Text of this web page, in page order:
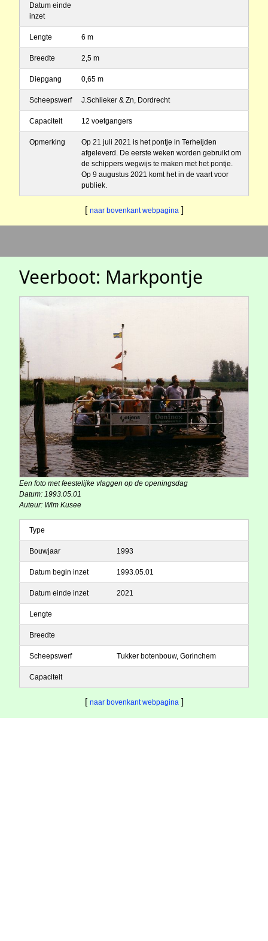
Datum einde
inzet
Lengte 6 m
Breedte 2,5 m
Diepgang 0,65 m
Scheepswerf J.Schlieker & Zn, Dordrecht
Capaciteit 12 voetgangers
Opmerking
Op 21 juli 2021 is het pontje in Terheijden
afgeleverd. De eerste weken worden gebruikt om
de schippers wegwijs te maken met het pontje.
Op 9 augustus 2021 komt het in de vaart voor
publiek.
[ naar bovenkant webpagina ]
Veerboot: Markpontje
Een foto met feestelijke vlaggen op de openingsdag
Datum: 1993.05.01
Auteur: Wim Kusee
Type
Bouwjaar 1993
Datum begin inzet 1993.05.01
Datum einde inzet 2021
Lengte
Breedte
Scheepswerf Tukker botenbouw, Gorinchem
Capaciteit
[ naar bovenkant webpagina]